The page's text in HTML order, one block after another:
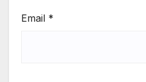
Email *